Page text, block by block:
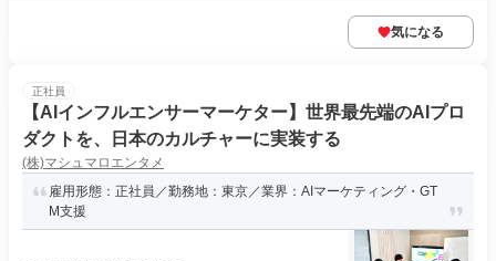
気になる
正社員
【AIインフルエンサーマーケター】世界最先端のAIプロ
ダクトを、日本のカルチャーに実装する
(株)マシュマロエンタメ
雇用形態：正社員／勤務地：東京／業界：AIマーケティング・GT
M支援